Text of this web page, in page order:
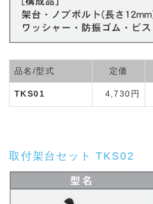
品名/型式 定価
TKS01 4,730円
取付架台セット TKS02